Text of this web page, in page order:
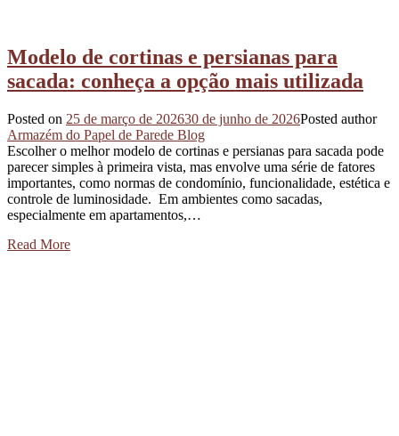
Modelo de cortinas e persianas para
sacada: conheça a opção mais utilizada
Posted on 25 de março de 202630 de junho de 2026Posted author
Armazém do Papel de Parede Blog
Escolher o melhor modelo de cortinas e persianas para sacada pode
parecer simples à primeira vista, mas envolve uma série de fatores
importantes, como normas de condomínio, funcionalidade, estética e
controle de luminosidade. Em ambientes como sacadas,
especialmente em apartamentos,…
Read More